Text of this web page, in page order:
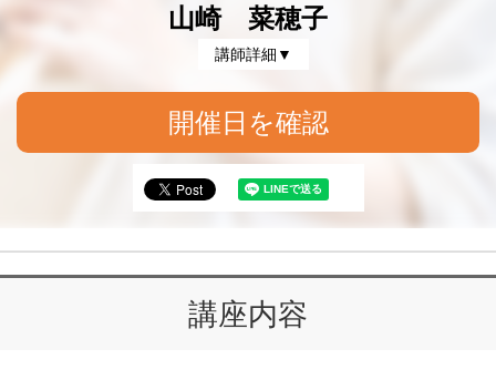
山崎 菜穂子
講師詳細▼
開催日を確認
講座内容